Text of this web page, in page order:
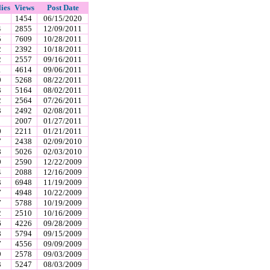
Views
Post Date
1454
06/15/2020
2855
12/09/2011
7609
10/28/2011
2392
10/18/2011
2557
09/16/2011
4614
09/06/2011
5268
08/22/2011
5164
08/02/2011
2564
07/26/2011
2492
02/08/2011
2007
01/27/2011
2211
01/21/2011
2438
02/09/2010
5026
02/03/2010
2590
12/22/2009
2088
12/16/2009
6948
11/19/2009
4948
10/22/2009
5788
10/19/2009
2510
10/16/2009
4226
09/28/2009
5794
09/15/2009
4556
09/09/2009
2578
09/03/2009
5247 08/03/2009